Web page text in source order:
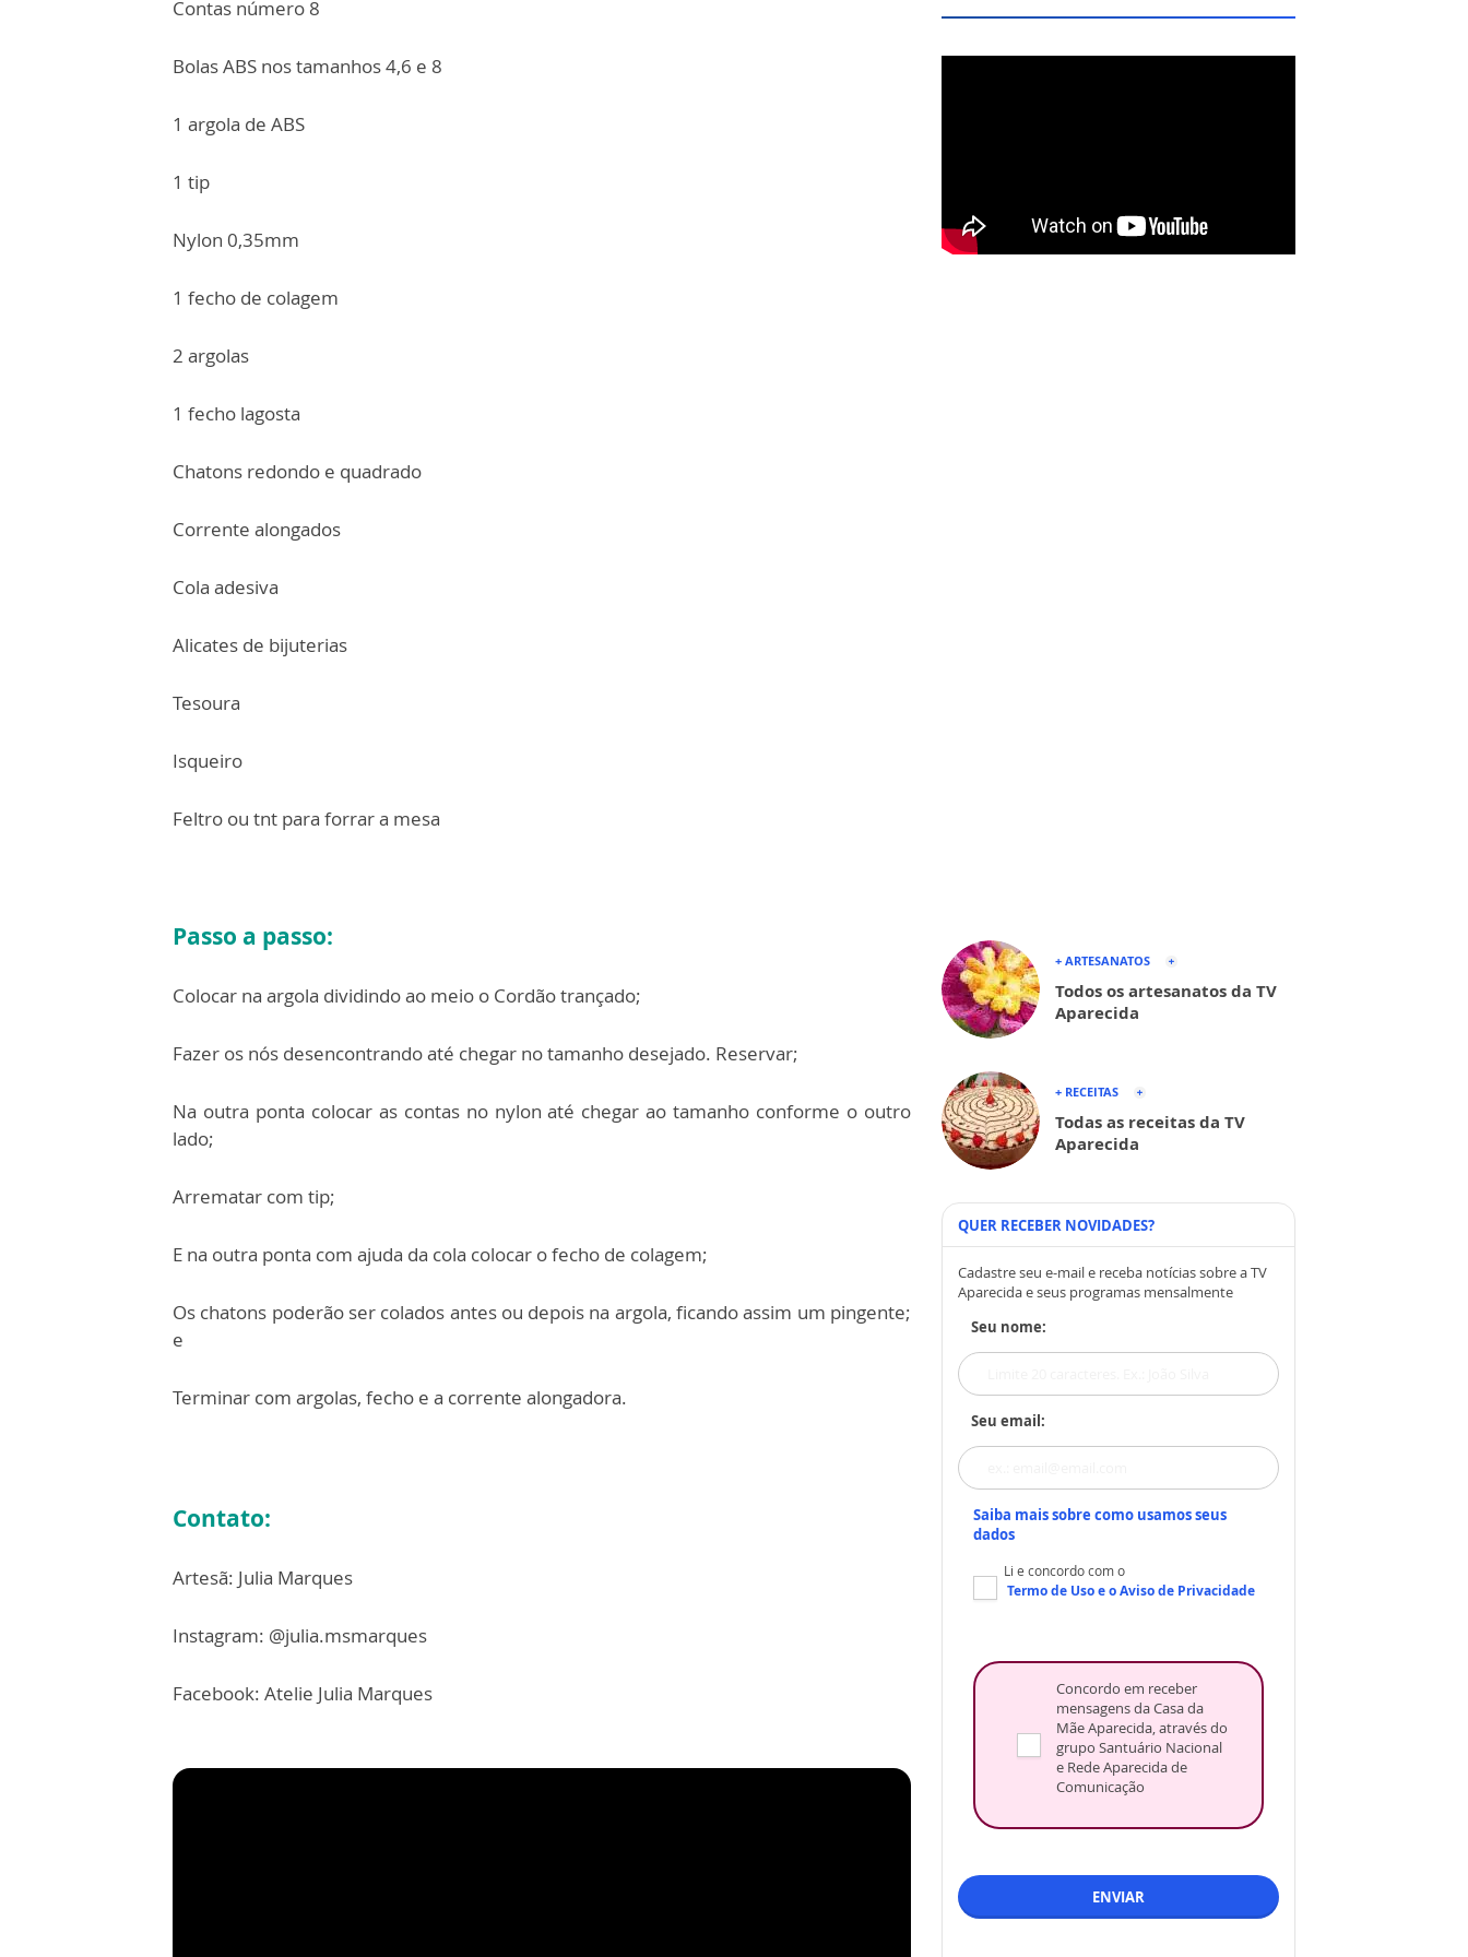
Contas número 8
Bolas ABS nos tamanhos 4,6 e 8
1 argola de ABS
1 tip
Nylon 0,35mm
1 fecho de colagem
2 argolas
1 fecho lagosta
Chatons redondo e quadrado
Corrente alongados
Cola adesiva
Alicates de bijuterias
Tesoura
Isqueiro
Feltro ou tnt para forrar a mesa
Passo a passo:
Colocar na argola dividindo ao meio o Cordão trançado;
Fazer os nós desencontrando até chegar no tamanho desejado. Reservar;
Na outra ponta colocar as contas no nylon até chegar ao tamanho conforme o outro
lado;
Arrematar com tip;
E na outra ponta com ajuda da cola colocar o fecho de colagem;
Os chatons poderão ser colados antes ou depois na argola, ficando assim um pingente;
e
Terminar com argolas, fecho e a corrente alongadora.
Contato:
Artesã: Julia Marques
Instagram: @julia.msmarques
Facebook: Atelie Julia Marques
+ ARTESANATOS
Todos os artesanatos da TV
Aparecida
+ RECEITAS
Todas as receitas da TV
Aparecida
QUER RECEBER NOVIDADES?
Cadastre seu e-mail e receba notícias sobre a TV
Aparecida e seus programas mensalmente
Seu nome:
Seu email:
Saiba mais sobre como usamos seus
dados
Li e concordo com o
Termo de Usoe oAviso de Privacidade
Concordo em receber
mensagens da Casa da
Mãe Aparecida, através do
grupo Santuário Nacional
e Rede Aparecida de
Comunicação
ENVIAR